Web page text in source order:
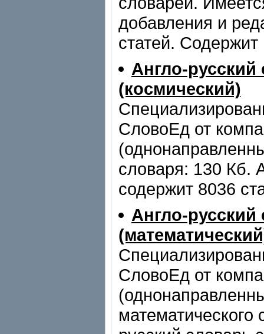
добавления и
статей.
Англо-
(космический)
СловоЕд от
словаря: 130 Кб.
содержит 8036
Англо-
СловоЕд от